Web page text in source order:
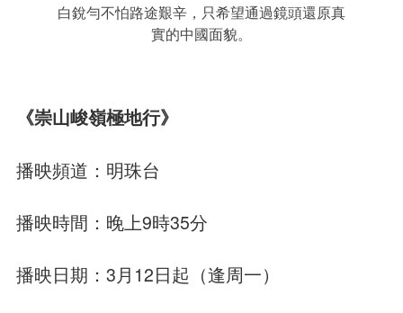
白銳勻不怕路途艱辛，只希望通過鏡頭還原真
實的中國面貌。
《崇山峻嶺極地行》
播映頻道：明珠台
播映時間：晚上9時35分
播映日期：3月12日起（逢周一）